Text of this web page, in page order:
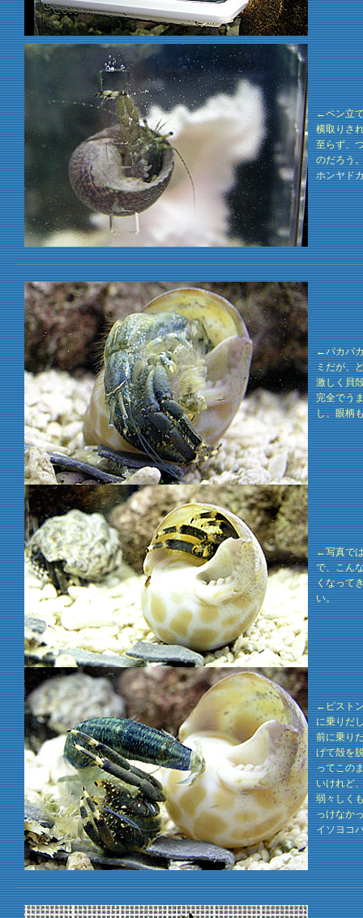
←ペン立
横取りさ
至らず、
のだろう
ホンヤド
←パカパ
ミだが、
激しく貝
完全でう
し、眼柄
←写真で
で、こん
くなって
い。
←ピスト
に乗りだ
前に乗り
げて殻を
ってこの
いけれど
弱々しく
っけなか
イソヨコ